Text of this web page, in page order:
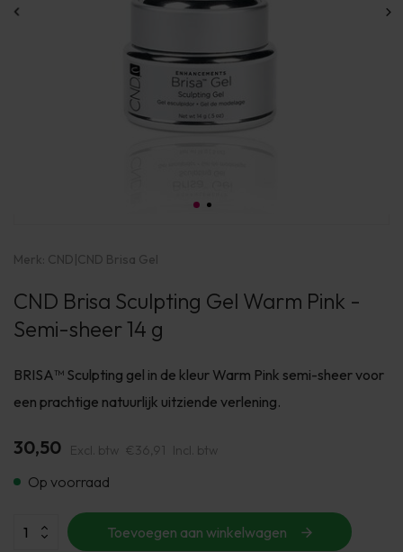
Merk: CND|CND Brisa Gel
CND Brisa Sculpting Gel Warm Pink -
Semi-sheer 14 g
BRISA™ Sculpting gel in de kleur Warm Pink semi-sheer voor
een prachtige natuurlijk uitziende verlening.
30,50 Excl. btw €36,91 Incl. btw
Op voorraad
Toevoegen aan winkelwagen